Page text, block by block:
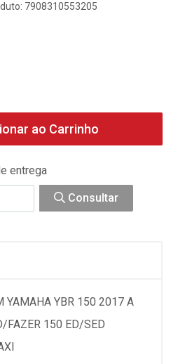
7908310553205
ao Carrinho
entrega
Consultar
YAMAHA YBR 150 2017 A
FAZER 150 ED/SED